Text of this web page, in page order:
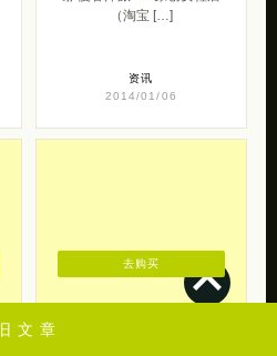
旧文章
（淘宝 […]
资讯
2014/01/06
去购买